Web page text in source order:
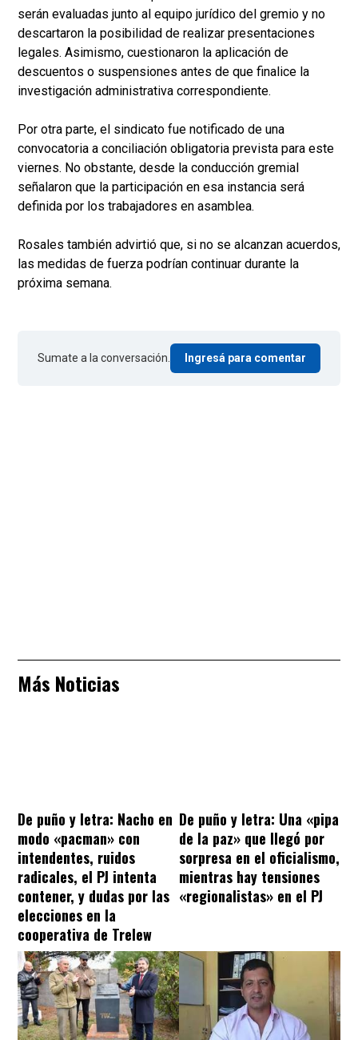
serán evaluadas junto al equipo jurídico del gremio y no
descartaron la posibilidad de realizar presentaciones
legales. Asimismo, cuestionaron la aplicación de
descuentos o suspensiones antes de que finalice la
investigación administrativa correspondiente.
Por otra parte, el sindicato fue notificado de una
convocatoria a conciliación obligatoria prevista para este
viernes. No obstante, desde la conducción gremial
señalaron que la participación en esa instancia será
definida por los trabajadores en asamblea.
Rosales también advirtió que, si no se alcanzan acuerdos,
las medidas de fuerza podrían continuar durante la
próxima semana.
Sumate a la conversación. Ingresá para comentar
Más Noticias
De puño y letra: Nacho en
modo «pacman» con
intendentes, ruidos
radicales, el PJ intenta
contener, y dudas por las
elecciones en la
cooperativa de Trelew
De puño y letra: Una «pipa
de la paz» que llegó por
sorpresa en el oficialismo,
mientras hay tensiones
«regionalistas» en el PJ